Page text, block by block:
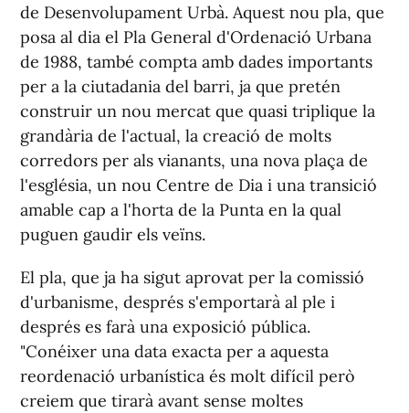
de Desenvolupament Urbà. Aquest nou pla, que
posa al dia el Pla General d'Ordenació Urbana
de 1988, també compta amb dades importants
per a la ciutadania del barri, ja que pretén
construir un nou mercat que quasi triplique la
grandària de l'actual, la creació de molts
corredors per als vianants, una nova plaça de
l'església, un nou Centre de Dia i una transició
amable cap a l'horta de la Punta en la qual
puguen gaudir els veïns.
El pla, que ja ha sigut aprovat per la comissió
d'urbanisme, després s'emportarà al ple i
després es farà una exposició pública.
"Conéixer una data exacta per a aquesta
reordenació urbanística és molt difícil però
creiem que tirarà avant sense moltes